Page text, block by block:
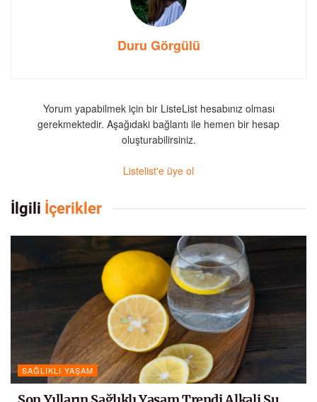
Duru Görgülü
Yorum yapabilmek için bir ListeList hesabınız olması
gerekmektedir. Aşağıdaki bağlantı ile hemen bir hesap
oluşturabilirsiniz.
Listelist'e üye ol
İlgili İçerikler
SAĞLIKLI YAŞAM